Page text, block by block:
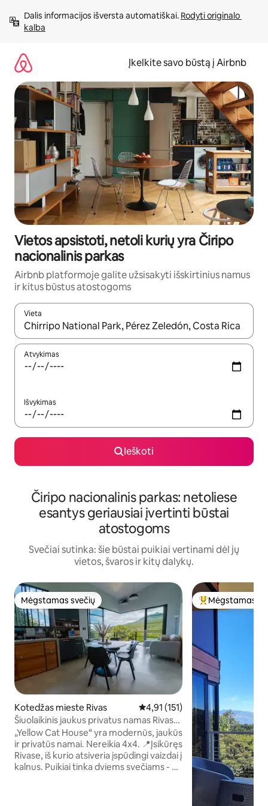
prie
turinio
Dalis informacijos išversta automatiškai. Rodyti originalo
kalba
Įkelkite savo būstą į Airbnb
Vietos apsistoti, netoli kurių yra Čiripo
nacionalinis parkas
Airbnb platformoje galite užsisakyti išskirtinius namus
ir kitus būstus atostogoms
Vieta
Kai pasirodys paieškos rezultatai, juos naršyti galite
Atvykimas
Išvykimas
Ieškoti
Čiripo nacionalinis parkas: netoliese
esantys geriausiai įvertinti būstai
atostogoms
Svečiai sutinka: šie būstai puikiai vertinami dėl jų
vietos, švaros ir kitų dalykų.
Mėgstamas svečių
Mėgstamas svečių
Kotedžas mieste Rivas Vidutinis įvertinimas: 4,91 iš 5,
4,91 (151)
Šiuolaikinis jaukus privatus namas Rivase,
Chirripo
„Yellow Cat House“ yra modernūs, jaukūs
ir privatūs namai. Nereikia 4x4. 📍Įsikūręs
Rivase, iš kurio atsiveria įspūdingi vaizdai į
kalnus. Puikiai tinka dviems svečiams - už
Svečių
Mėgstamas